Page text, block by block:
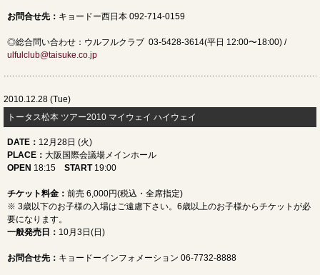
お問合せ先 ： キョードー西日本 092-714-0159
◎総合問い合わせ：ウルフルクラブ 03-5428-3614(平日 12:00〜18:00) /
ulfulclub@taisuke.co.jp
2010.12.28 (Tue)
トータス松本 ツアー2010 マイウェイ ハイウェイ
DATE ： 12月28日 (火)
PLACE ： 大阪国際会議場メインホール
OPEN 18:15 START19:00
チケット料金： 前売 6,000円(税込・全席指定)
※ 3歳以下のお子様の入場はご遠慮下さい。6歳以上のお子様からチケットが必
要になります。
一般発売日 ： 10月3日(日)
お問合せ先 ： キョードーインフォメーション 06-7732-8888